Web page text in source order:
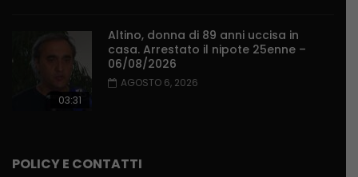
03:31
Altino, donna di 89 anni uccisa in
casa. Arrestato il nipote 25enne –
06/08/2026
AGOSTO 6, 2026
POLICY E CONTATTI